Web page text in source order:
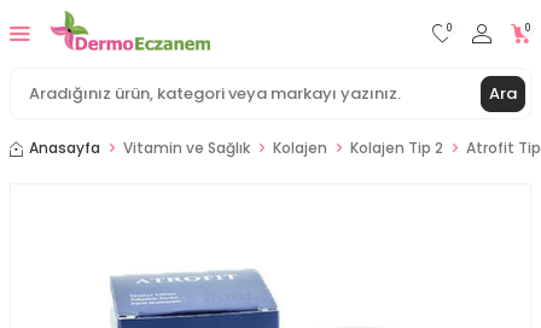
Ara
0 0
Anasayfa Vitamin ve Sağlık Kolajen Kolajen Tip 2 Atrofit